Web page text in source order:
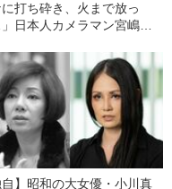
打ち砕き、火まで放っ
日本人カメラマン宮嶋茂
劇”
自】昭和の大女優・小川真